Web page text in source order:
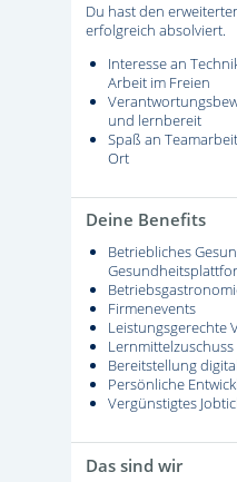
Du hast den
erfolgreich absolviert.
Interesse an
Arbeit im Freien
und lernbereit
Spaß an
Ort
Deine Benefits
Betriebliches
Firmenevents
Leistungsgerechte
Lernmittelzuschuss
Bereitstellung
Persönliche
Vergünstigtes
Das sind wir